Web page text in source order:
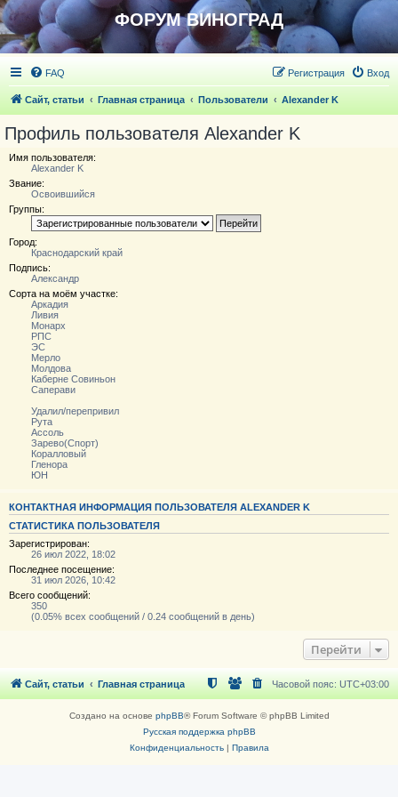
ФОРУМ ВИНОГРАД
FAQ Вход
Регистрация
Сайт, статьи Главная страница Пользователи Alexander K
Профиль пользователя Alexander K
Имя пользователя:
Alexander K
Звание:
Освоившийся
Группы:
Город:
Краснодарский край
Подпись:
Александр
Сорта на моём участке:
Аркадия
Ливия
Монарх
РПС
ЭС
Мерло
Молдова
Каберне Совиньон
Саперави
Удалил/перепривил
Рута
Ассоль
Зарево(Спорт)
Коралловый
Гленора
ЮН
КОНТАКТНАЯ ИНФОРМАЦИЯ ПОЛЬЗОВАТЕЛЯ ALEXANDER K
СТАТИСТИКА ПОЛЬЗОВАТЕЛЯ
Зарегистрирован:
26 июл 2022, 18:02
Последнее посещение:
31 июл 2026, 10:42
Всего сообщений:
350
(0.05% всех сообщений / 0.24 сообщений в день)
Перейти
Сайт, статьи Главная страница Часовой пояс: UTC+03:00
Создано на основе phpBB® Forum Software © phpBB Limited
Русская поддержка phpBB
Конфиденциальность| Правила